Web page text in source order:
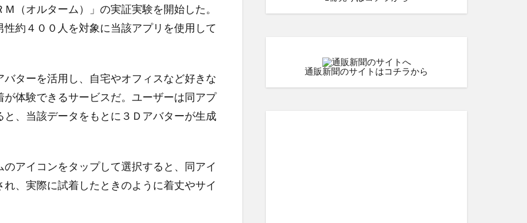
（オルターム）」の実証実験を開始した。
約４００人を対象に当該アプリを使用して
ターを活用し、自宅やオフィスなど好きな
体験できるサービスだ。ユーザーは同アプ
、当該データをもとに３Ｄアバターが生成
アイコンをタップして選択すると、同アイ
、実際に試着したときのように着丈やサイ
通販新聞のサイトはコチラから